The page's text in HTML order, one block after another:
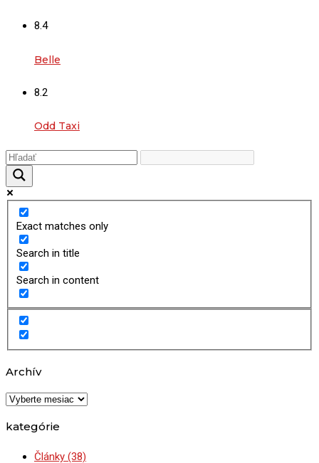
8.4
Belle
8.2
Odd Taxi
Exact matches only
Search in title
Search in content
Archív
Archív
kategórie
Články (38)